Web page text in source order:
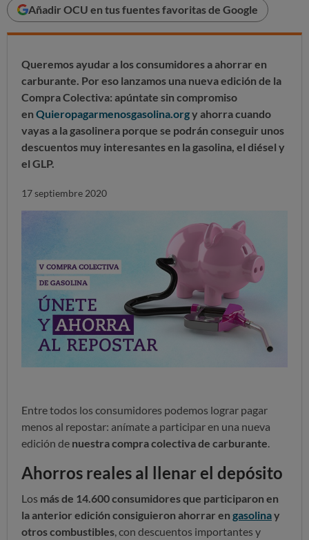
Añadir OCU en tus fuentes favoritas de Google
Queremos ayudar a los consumidores a ahorrar en
carburante. Por eso lanzamos una nueva edición de la
Compra Colectiva: apúntate sin compromiso
en Quieropagarmenosgasolina.orgy ahorra cuando
vayas a la gasolinera porque se podrán conseguir unos
descuentos muy interesantes en la gasolina, el diésel y
el GLP.
17 septiembre 2020
Entre todos los consumidores podemos lograr pagar
menos al repostar: anímate a participar en una nueva
edición de nuestra compra colectiva de carburante
Ahorros reales al llenar el depósito
Los más de 14.600 consumidores que participaron en
la anterior edición consiguieron ahorrar en gasolinay
otros combustibles , con descuentos importantes y